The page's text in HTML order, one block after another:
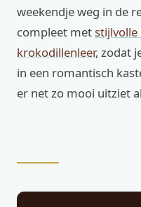
weekendje weg in de
compleet metstijlvolle
krokodillenleer, zodat
in een romantisch
er net zo mooi uitziet